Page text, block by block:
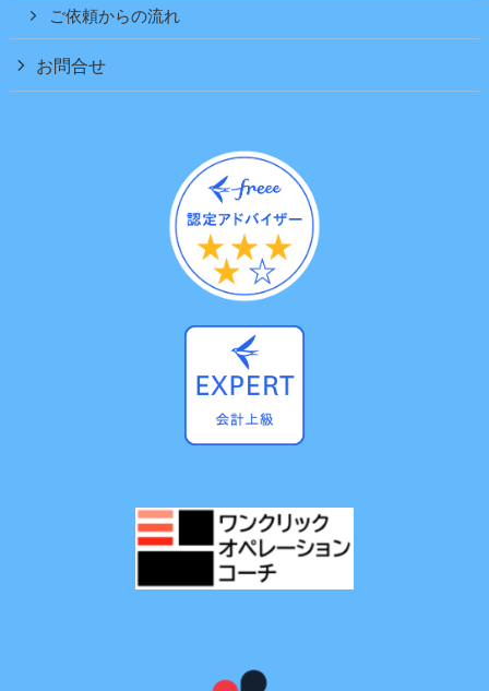
ご依頼からの流れ
お問合せ